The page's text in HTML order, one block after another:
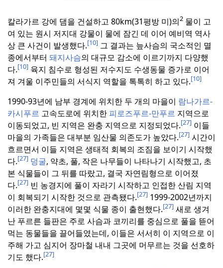
칼라가르 강에 댐을 건설하고 80km(31평방 미)의2 물이 고
여 있는 원시 저지대 강물이 물에 잠긴 데 이어 예비역 역사
상 큰 사건이 발생했다.[10] 그 결과는 늪사슴의 국소적인 멸
종에서부터 돼지사슴의 대규모 감소에 이르기까지 다양했
다.[10] 육지 침수로 형성된 저수지도 수생동물 증가로 이어
져 겨울 이주민들의 서식지 역할을 톡톡히 하고 있다.[10]
1990-93년에 남부 경계에 위치한 두 개의 마을이 람나가르-
카시푸르 고속도로에 위치한 피로즈푸르-만푸르 지역으로
이동되었고, 빈 지역은 완충 지역으로 지정되었다.[27] 이들
마을의 가족들은 대부분 임산물 의존도가 높았다.[27] 시간이
흐르면서 이들 지역은 생태적 회복의 조짐을 보이기 시작했
다.[27] 덩굴, 약초, 풀, 작은 나무들이 나타나기 시작했고, 초
본 식물들이 그 뒤를 따랐고, 결국 자연림형으로 이어졌
다.[27] 빈 농경지에 풀이 자라기 시작하고 인접한 산림 지역
이 회복되기 시작한 것으로 관측됐다.[27] 1999-2002년까지
이러한 완충지대에 몇몇 식물 종이 출현했다.[27] 새로 생겨
난 푸르른 들판은 주로 사슴과 코끼리를 중심으로 풀을 뜯어
먹는 동물들을 끌어들였는데, 이들은 서서히 이 지역으로 이
주해 가고 심지어 장마철 내내 그곳에 머무르는 것을 선호하
기도 했다.[27]